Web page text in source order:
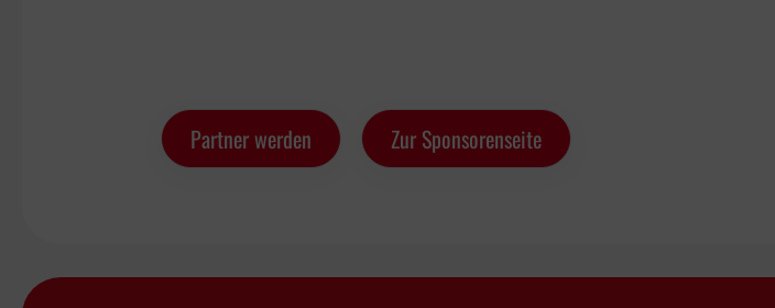
Partner werden Zur Sponsorenseite